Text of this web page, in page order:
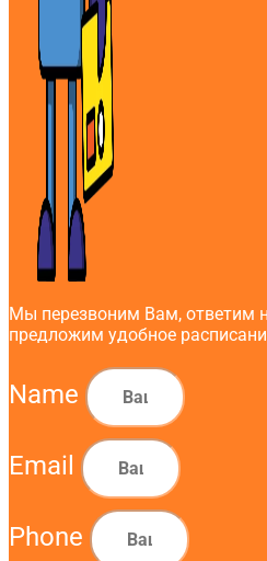
Мы перезвоним Вам, ответим
предложим удобное
Name
Email
Phone